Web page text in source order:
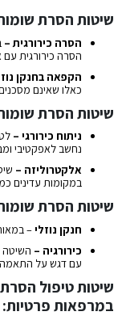
שיטות הסרת
הסרה כירורגית –
הסרה כירורגית
הקפאה בחנקן
כאלו שאינם
שיטות הסרת
ניתוח כירורגי –
נחשב לאפקטיבי
אלקטרוליזה –
במקומות עדינים
שיטות הסרת
חנקן נוזלי–
כירורגיה – השיטה
עם דגש על
שיטות טיפול
במרפאות פרטיות: